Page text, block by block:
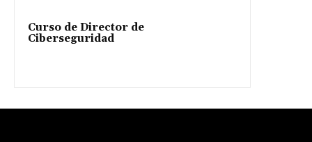
Curso de Director de
Ciberseguridad